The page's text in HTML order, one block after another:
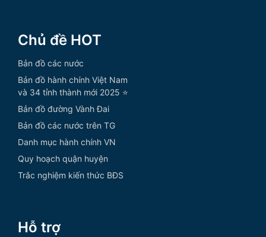
Chủ đề HOT
Bản đồ các nước
Bản đồ hành chính Việt Nam
và 34 tỉnh thành mới 2025 ⭐
Bản đồ đường Vành Đai
Bản đồ các nước trên TG
Danh mục hành chính VN
Quy hoạch quận huyện
Trắc nghiệm kiến thức BĐS
Hỗ trợ